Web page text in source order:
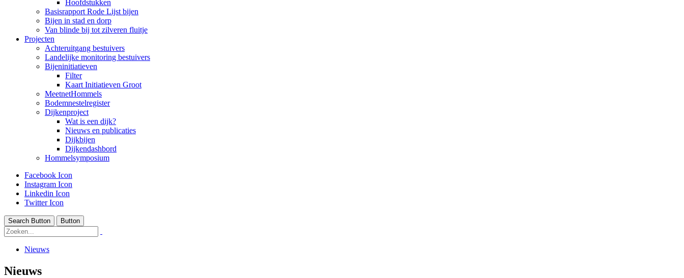
Hoofdstukken
Basisrapport Rode Lijst bijen
Bijen in stad en dorp
Van blinde bij tot zilveren fluitje
Projecten
Achteruitgang bestuivers
Landelijke monitoring bestuivers
Bijeninitiatieven
Filter
Kaart Initiatieven Groot
MeetnetHommels
Bodemnestelregister
Dijkenproject
Wat is een dijk?
Nieuws en publicaties
Dijkbijen
Dijkendashbord
Hommelsymposium
Facebook Icon
Instagram Icon
Linkedin Icon
Twitter Icon
Search Button Button
Nieuws
Nieuws